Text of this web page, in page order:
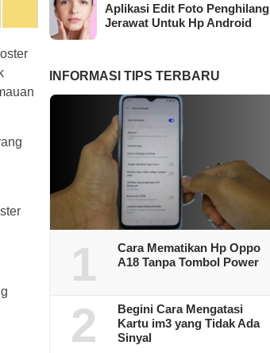
Aplikasi Edit Foto Penghilang
Jerawat Untuk Hp Android
INFORMASI TIPS TERBARU
1
Cara Mematikan Hp Oppo
A18 Tanpa Tombol Power
2
Begini Cara Mengatasi
Kartu im3 yang Tidak Ada
Sinyal